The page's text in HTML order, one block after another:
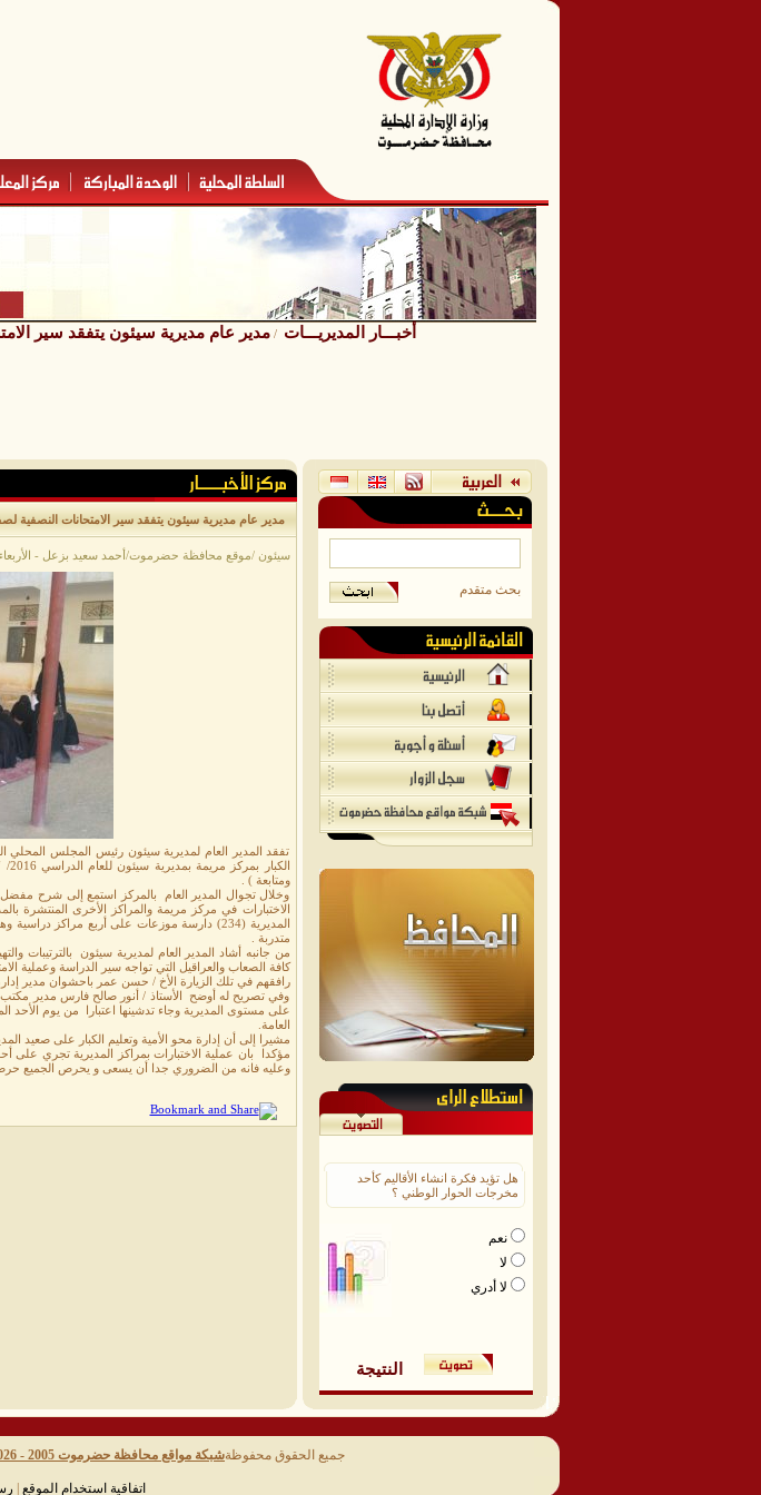
أخبـــار المديريـــات / مدير عام مديرية سيئون يتفقد سير
مدير عام مديرية سيئون يتفقد سير الامتحانات النصفية
سيئون /موقع محافظة حضرموت/أحمد سعيد بزعل - الأربعاء 01/فبراير/2017
تفقد المدير العام لمديرية سيئون رئيس المجلس
ومتابعة ) .
وخلال تجوال المدير العام بالمركز استمع إلى شرح
الاختبارات في مركز مريمة والمراكز الأخرى المنتشرة
متدربة .
من جانبه أشاد المدير العام لمديرية سيئون بالترتيبات
كافة الصعاب والعراقيل التي تواجه سير الدراسة وعملية
رافقهم في تلك الزيارة الأخ / حسن عمر باحشوان مدير
وفي تصريح له أوضح الأستاذ / أنور صالح فارس مدير مكتب
على مستوى المديرية وجاء تدشينها اعتبارا من يوم الأحد
العامة.
مشيرا إلى أن إدارة محو الأمية وتعليم الكبار على
مؤكدا بان عملية الاختبارات بمراكز المديرية تجري على
وعليه فانه من الضروري جدا أن يسعى و يحرص الجميع
بحث متقدم
هل تؤيد فكرة انشاء الأقاليم كأحد
مخرجات الحوار الوطني ؟
نعم
لا
لا أدري
النتيجة
جميع الحقوق محفوظةشبكة مواقع محافظة حضرموت 2005 - 2026
اتفاقية استخدام الموقع